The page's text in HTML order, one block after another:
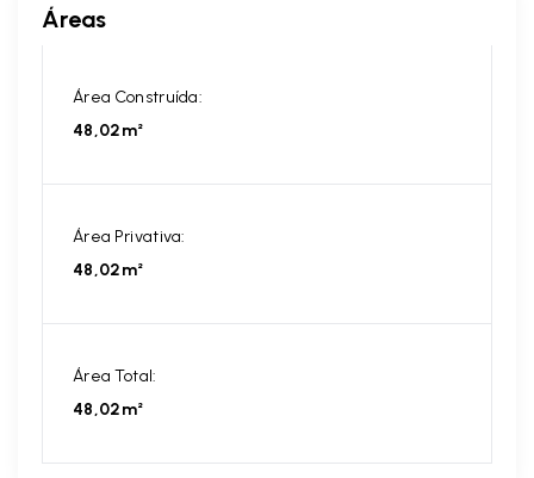
Áreas
Área Construída:
48,02m²
Área Privativa:
48,02m²
Área Total:
48,02m²